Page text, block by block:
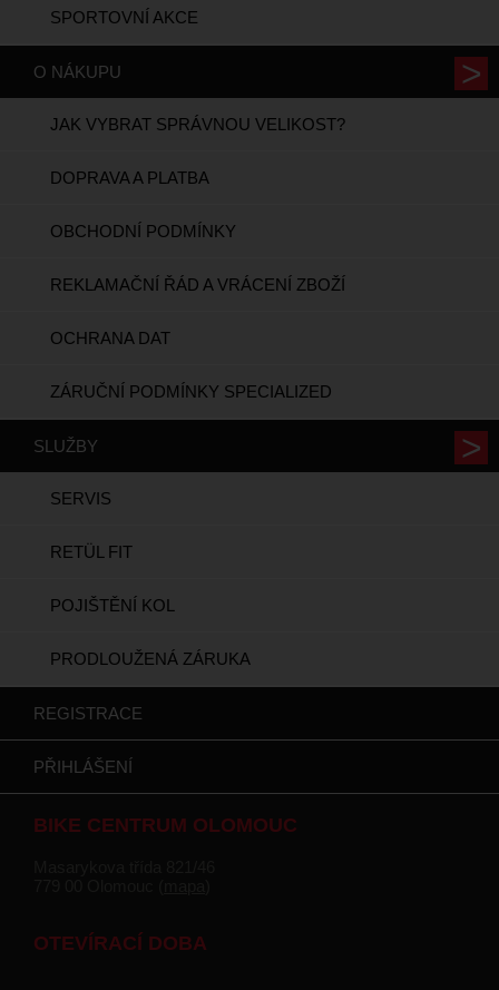
SPORTOVNÍ AKCE
O NÁKUPU
JAK VYBRAT SPRÁVNOU VELIKOST?
DOPRAVA A PLATBA
OBCHODNÍ PODMÍNKY
REKLAMAČNÍ ŘÁD A VRÁCENÍ ZBOŽÍ
OCHRANA DAT
ZÁRUČNÍ PODMÍNKY SPECIALIZED
SLUŽBY
SERVIS
RETÜL FIT
POJIŠTĚNÍ KOL
PRODLOUŽENÁ ZÁRUKA
REGISTRACE
PŘIHLÁŠENÍ
BIKE CENTRUM OLOMOUC
OTEVÍRACÍ DOBA